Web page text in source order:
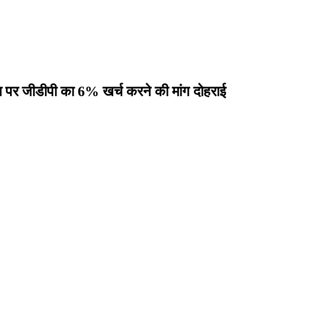
जीडीपी का 6% खर्च करने की मांग दोहराई